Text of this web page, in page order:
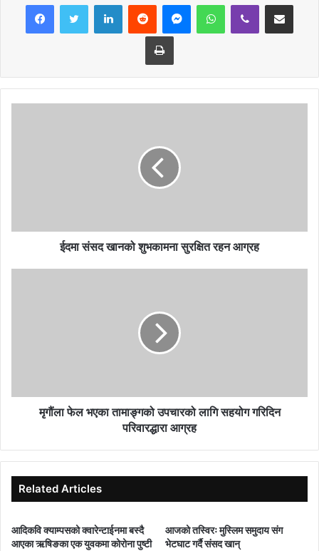
Print
ईदमा संसद खानको शुभकामना सुरक्षित रहन आग्रह
मृगौंला फेल भएका तामाङ्गको उपचारको लागि सहयोग गरिदिन
परिवारद्धारा आग्रह
Related Articles
आदिकवि क्याम्पसको क्वारेन्टाईनमा बस्दै
आएका ऋषिङका एक युवकमा कोरोना पुष्टी
आजको तस्विरः मुस्लिम समुदाय संग
भेटघाट गर्दै संसद खान्